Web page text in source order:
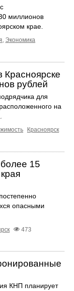
миллионов
крае.
, Экономика
рублей
для
на
Красноярск
15
опасными
473
КНП планирует